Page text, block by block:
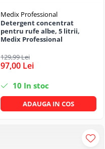
Medix Professional
Detergent concentrat
pentru rufe albe, 5 litrii,
Medix Professional
129,99 Lei
97,00 Lei
10 In stoc
ADAUGA IN COS